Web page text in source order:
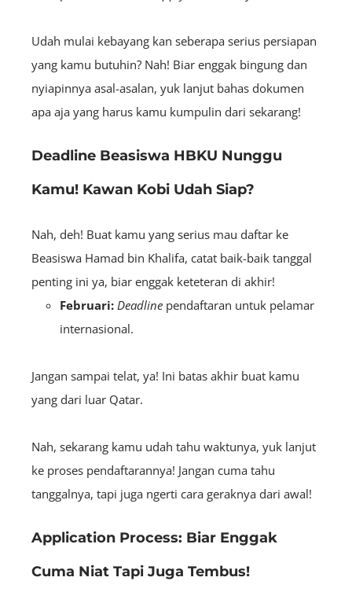
Udah mulai kebayang kan seberapa serius persiapan
yang kamu butuhin? Nah! Biar enggak bingung dan
nyiapinnya asal-asalan, yuk lanjut bahas dokumen
apa aja yang harus kamu kumpulin dari sekarang!
Deadline Beasiswa HBKU Nunggu
Kamu! Kawan Kobi Udah Siap?
Nah, deh! Buat kamu yang serius mau daftar ke
Beasiswa Hamad bin Khalifa, catat baik-baik tanggal
penting ini ya, biar enggak keteteran di akhir!
Februari: Deadline pendaftaran untuk pelamar
internasional.
Jangan sampai telat, ya! Ini batas akhir buat kamu
yang dari luar Qatar.
Nah, sekarang kamu udah tahu waktunya, yuk lanjut
ke proses pendaftarannya! Jangan cuma tahu
tanggalnya, tapi juga ngerti cara geraknya dari awal!
Application Process: Biar Enggak
Cuma Niat Tapi Juga Tembus!